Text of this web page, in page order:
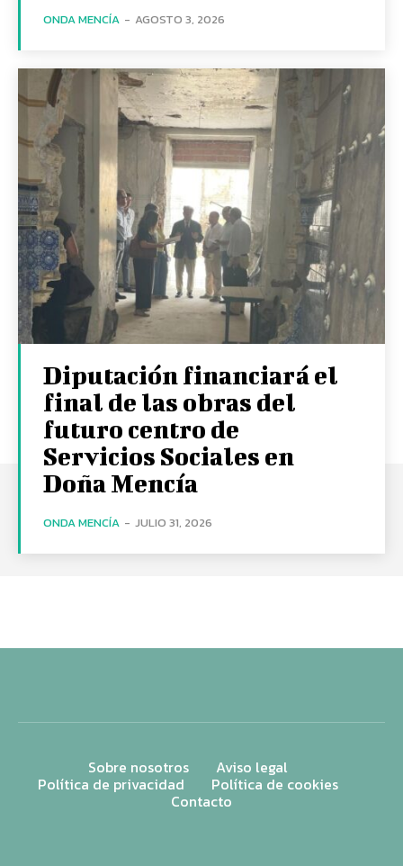
ONDA MENCÍA - AGOSTO 3, 2026
Diputación financiará el
final de las obras del
futuro centro de
Servicios Sociales en
Doña Mencía
ONDA MENCÍA - JULIO 31, 2026
Sobre nosotros Aviso legal
Política de privacidad Política de cookies
Contacto